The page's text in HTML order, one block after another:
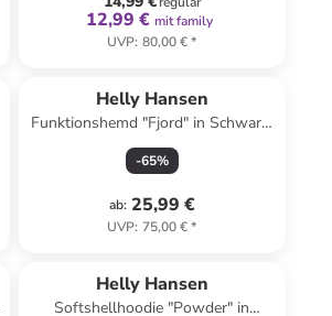
12,99 € mit family
UVP: 80,00 €*
Helly Hansen
Funktionshemd "Fjord" in Schwarz/
Weiß
-65%
ab: 25,99 €
UVP: 75,00 €*
Helly Hansen
Softshellhoodie "Powder" in